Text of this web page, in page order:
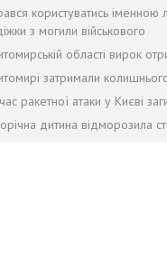
користуватись
з могили військового
області вирок
затримали
ракетної атаки у Києві
дитина відморозила